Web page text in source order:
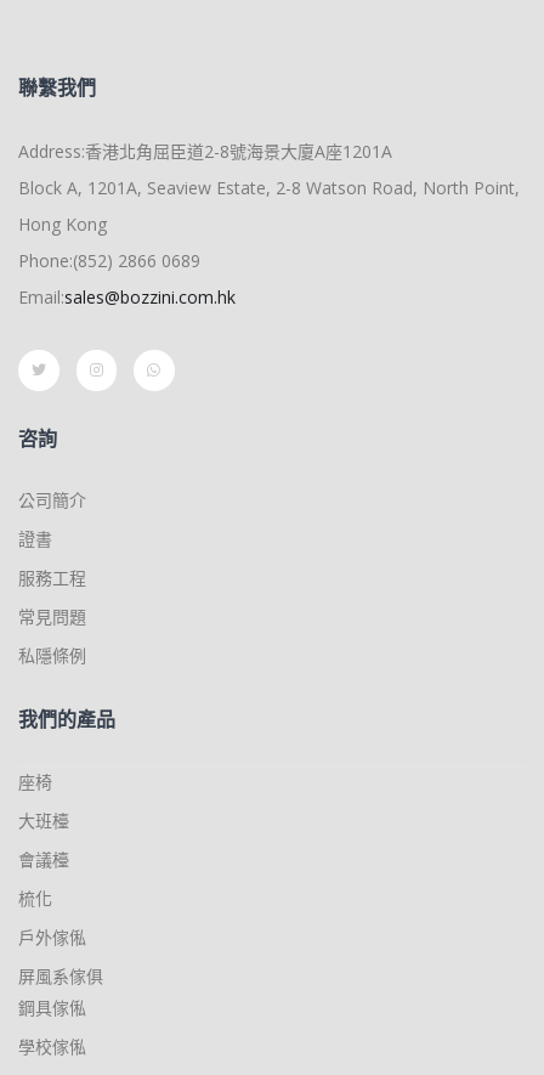
聯繫我們
Address:香港北角屈臣道2-8號海景大廈A座1201A
Block A, 1201A, Seaview Estate, 2-8 Watson Road, North Point,
Hong Kong
Phone:(852) 2866 0689
Email:sales@bozzini.com.hk
咨詢
公司簡介
證書
服務工程
常見問題
私隱條例
我們的產品
座椅
大班檯
會議檯
梳化
戶外傢俬
屏風系傢俱
鋼具傢俬
學校傢俬